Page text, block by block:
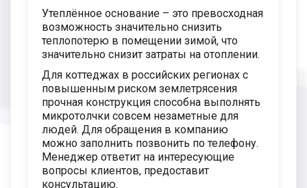
Утеплённое основание – это превосходная
возможность значительно снизить
теплопотерю в помещении зимой, что
значительно снизит затраты на отоплении.
Для коттеджах в российских регионах с
повышенным риском землетрясения
прочная конструкция способна выполнять
микротолчки совсем незаметные для
людей. Для обращения в компанию
можно заполнить позвонить по телефону.
Менеджер ответит на интересующие
вопросы клиентов, предоставит
консультацию.